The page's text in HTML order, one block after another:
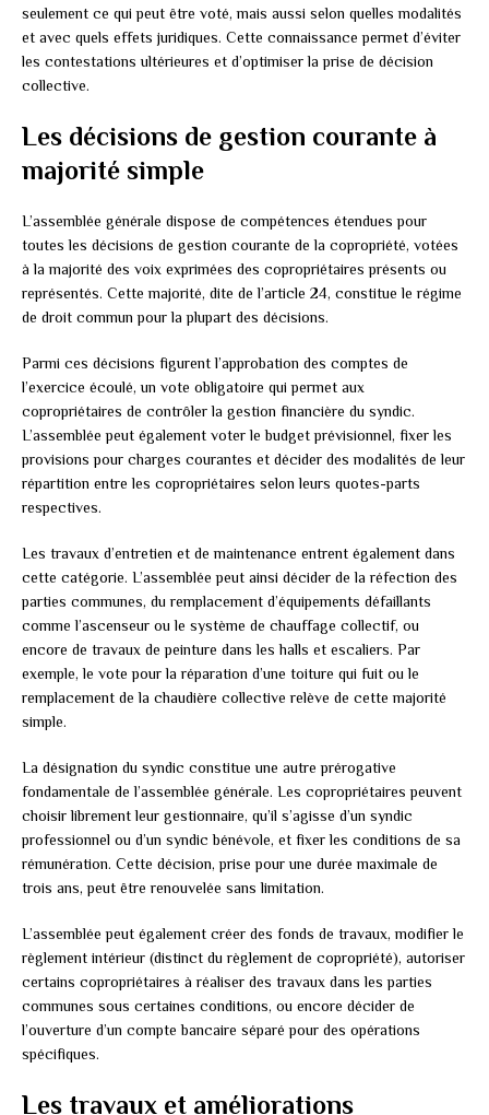
seulement ce qui peut être voté, mais aussi selon quelles modalités
et avec quels effets juridiques. Cette connaissance permet d’éviter
les contestations ultérieures et d’optimiser la prise de décision
collective.
Les décisions de gestion courante à
majorité simple
L’assemblée générale dispose de compétences étendues pour
toutes les décisions de gestion courante de la copropriété, votées
à la majorité des voix exprimées des copropriétaires présents ou
représentés. Cette majorité, dite de l’article 24, constitue le régime
de droit commun pour la plupart des décisions.
Parmi ces décisions figurent l’approbation des comptes de
l’exercice écoulé, un vote obligatoire qui permet aux
copropriétaires de contrôler la gestion financière du syndic.
L’assemblée peut également voter le budget prévisionnel, fixer les
provisions pour charges courantes et décider des modalités de leur
répartition entre les copropriétaires selon leurs quotes-parts
respectives.
Les travaux d’entretien et de maintenance entrent également dans
cette catégorie. L’assemblée peut ainsi décider de la réfection des
parties communes, du remplacement d’équipements défaillants
comme l’ascenseur ou le système de chauffage collectif, ou
encore de travaux de peinture dans les halls et escaliers. Par
exemple, le vote pour la réparation d’une toiture qui fuit ou le
remplacement de la chaudière collective relève de cette majorité
simple.
La désignation du syndic constitue une autre prérogative
fondamentale de l’assemblée générale. Les copropriétaires peuvent
choisir librement leur gestionnaire, qu’il s’agisse d’un syndic
professionnel ou d’un syndic bénévole, et fixer les conditions de sa
rémunération. Cette décision, prise pour une durée maximale de
trois ans, peut être renouvelée sans limitation.
L’assemblée peut également créer des fonds de travaux, modifier le
règlement intérieur (distinct du règlement de copropriété), autoriser
certains copropriétaires à réaliser des travaux dans les parties
communes sous certaines conditions, ou encore décider de
l’ouverture d’un compte bancaire séparé pour des opérations
spécifiques.
Les travaux et améliorations